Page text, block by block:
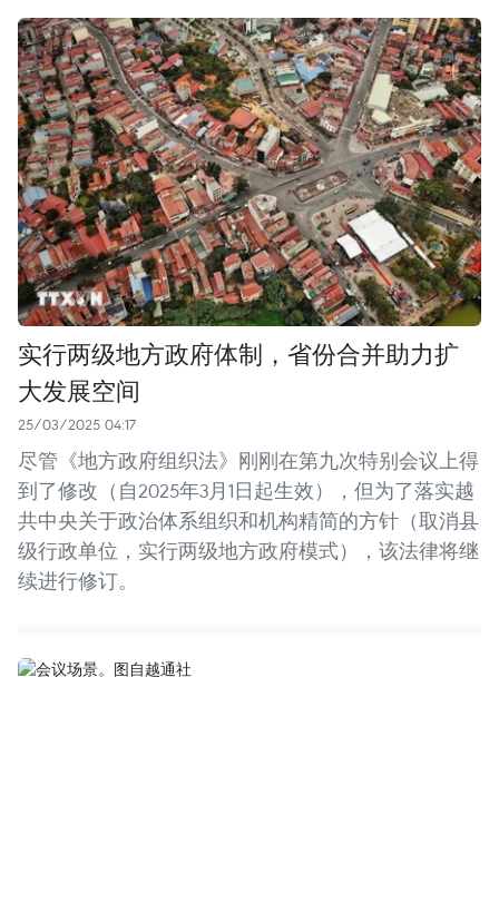
实行两级地方政府体制，省份合并助力扩
大发展空间
25/03/2025 04:17
尽管《地方政府组织法》刚刚在第九次特别会议上得
到了修改（自2025年3月1日起生效），但为了落实越
共中央关于政治体系组织和机构精简的方针（取消县
级行政单位，实行两级地方政府模式），该法律将继
续进行修订。